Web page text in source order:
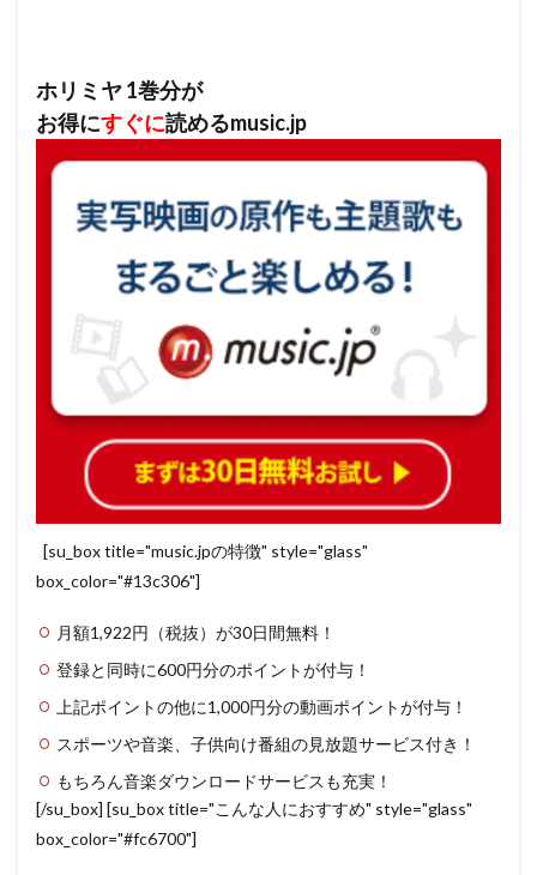
ホリミヤ 1巻分が
お得にすぐに読めるmusic.jp
[su_box title="music.jpの特徴" style="glass"
box_color="#13c306"]
月額1,922円（税抜）が30日間無料！
登録と同時に600円分のポイントが付与！
上記ポイントの他に1,000円分の動画ポイントが付与！
スポーツや音楽、子供向け番組の見放題サービス付き！
もちろん音楽ダウンロードサービスも充実！
[/su_box] [su_box title="こんな人におすすめ" style="glass"
box_color="#fc6700"]